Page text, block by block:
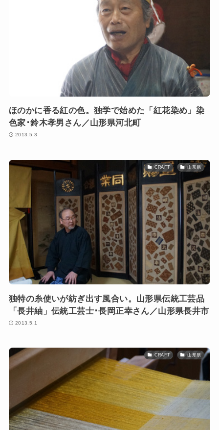
ほのかに香る紅の色。独学で始めた「紅花染め」染
色家･鈴木孝男さん／山形県河北町
2013.5.3
CRAFT 山形県
独特の糸使いが紡ぎ出す風合い。山形県伝統工芸品
「長井紬」伝統工芸士･長岡正幸さん／山形県長井市
2013.5.1
CRAFT 山形県